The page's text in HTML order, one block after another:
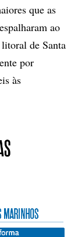
que as
ao
de Santa
por
às